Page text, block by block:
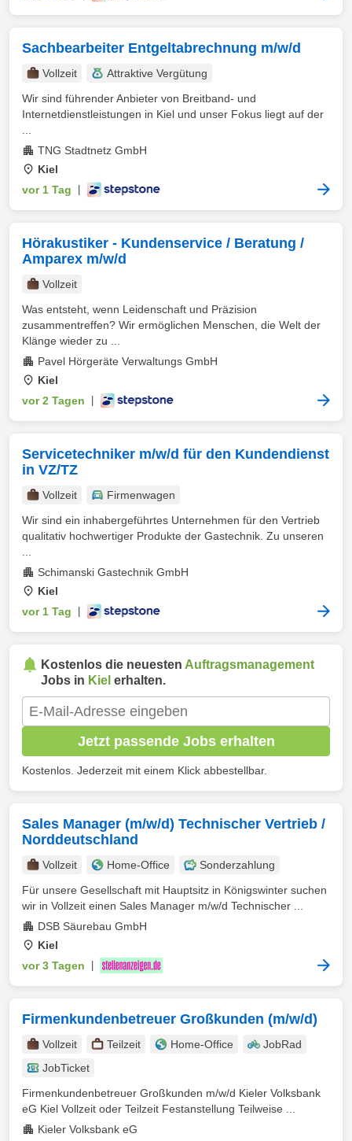
Sachbearbeiter Entgeltabrechnung m/w/d
Vollzeit
Attraktive Vergütung
Wir sind führender Anbieter von Breitband- und
Internetdienstleistungen in Kiel und unser Fokus liegt auf der
TNG Stadtnetz GmbH
Kiel
vor 1 Tag
Hörakustiker - Kundenservice / Beratung /
Amparex m/w/d
Vollzeit
Was entsteht, wenn Leidenschaft und Präzision
zusammentreffen? Wir ermöglichen Menschen, die Welt der
Klänge wieder zu ...
Pavel Hörgeräte Verwaltungs GmbH
Kiel
vor 2 Tagen
Servicetechniker m/w/d für den Kundendienst
in VZ/TZ
Vollzeit
Firmenwagen
Wir sind ein inhabergeführtes Unternehmen für den Vertrieb
qualitativ hochwertiger Produkte der Gastechnik. Zu unseren
Schimanski Gastechnik GmbH
Kiel
vor 1 Tag
Kostenlos die neuesten Auftragsmanagement
Jobs in Kiel erhalten.
Jetzt passende Jobs erhalten
Kostenlos. Jederzeit mit einem Klick abbestellbar.
Sales Manager (m/w/d) Technischer Vertrieb /
Norddeutschland
Vollzeit Home-Office
Sonderzahlung
Für unsere Gesellschaft mit Hauptsitz in Königswinter suchen
wir in Vollzeit einen Sales Manager m/w/d Technischer ...
DSB Säurebau GmbH
Kiel
vor 3 Tagen
Firmenkundenbetreuer Großkunden (m/w/d)
Vollzeit Teilzeit Home-Office
JobRad
JobTicket
Firmenkundenbetreuer Großkunden m/w/d Kieler Volksbank
eG Kiel Vollzeit oder Teilzeit Festanstellung Teilweise ...
Kieler Volksbank eG